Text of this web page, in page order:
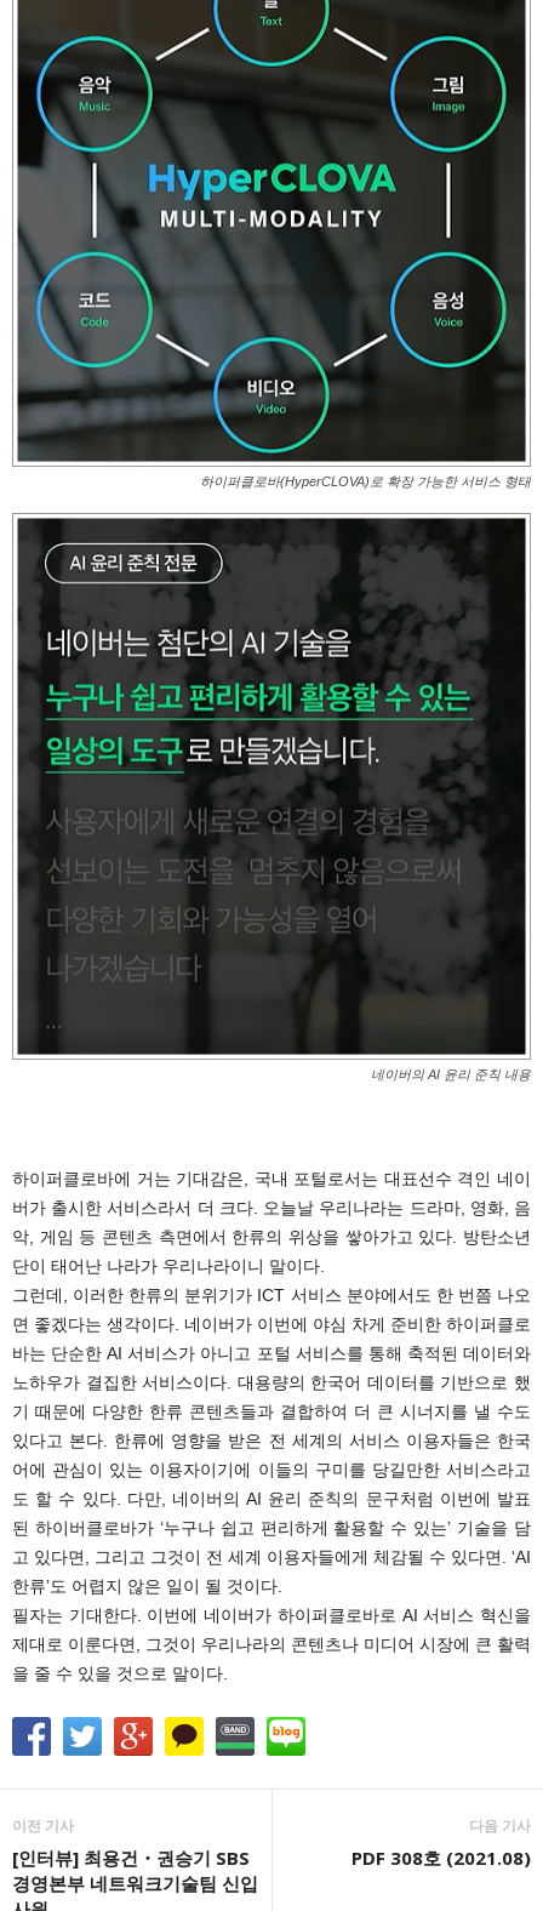
하이퍼클로바(HyperCLOVA)로 확장 가능한 서비스 형태
네이버의 AI 윤리 준칙 내용
하이퍼클로바에 거는 기대감은, 국내 포털로서는 대표선수 격인 네이
버가 출시한 서비스라서 더 크다. 오늘날 우리나라는 드라마, 영화, 음
악, 게임 등 콘텐츠 측면에서 한류의 위상을 쌓아가고 있다. 방탄소년
단이 태어난 나라가 우리나라이니 말이다.
그런데, 이러한 한류의 분위기가 ICT 서비스 분야에서도 한 번쯤 나오
면 좋겠다는 생각이다. 네이버가 이번에 야심 차게 준비한 하이퍼클로
바는 단순한 AI 서비스가 아니고 포털 서비스를 통해 축적된 데이터와
노하우가 결집한 서비스이다. 대용량의 한국어 데이터를 기반으로 했
기 때문에 다양한 한류 콘텐츠들과 결합하여 더 큰 시너지를 낼 수도
있다고 본다. 한류에 영향을 받은 전 세계의 서비스 이용자들은 한국
어에 관심이 있는 이용자이기에 이들의 구미를 당길만한 서비스라고
도 할 수 있다. 다만, 네이버의 AI 윤리 준칙의 문구처럼 이번에 발표
된 하이버클로바가 ‘누구나 쉽고 편리하게 활용할 수 있는’ 기술을 담
고 있다면, 그리고 그것이 전 세계 이용자들에게 체감될 수 있다면. ‘AI
한류’도 어렵지 않은 일이 될 것이다.
필자는 기대한다. 이번에 네이버가 하이퍼클로바로 AI 서비스 혁신을
제대로 이룬다면, 그것이 우리나라의 콘텐츠나 미디어 시장에 큰 활력
을 줄 수 있을 것으로 말이다.
이전 기사
[인터뷰] 최용건・권승기 SBS
경영본부 네트워크기술팀 신입
다음 기사
PDF 308호 (2021.08)